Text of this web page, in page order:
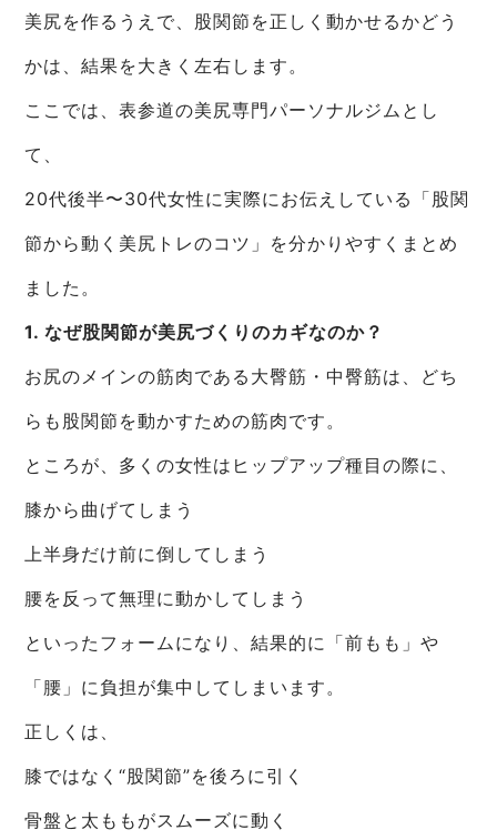
美尻を作るうえで、股関節を正しく動かせるかどう
かは、結果を大きく左右します。
ここでは、表参道の美尻専門パーソナルジムとし
て、
20代後半〜30代女性に実際にお伝えしている「股関
節から動く美尻トレのコツ」を分かりやすくまとめ
ました。
1. なぜ股関節が美尻づくりのカギなのか？
お尻のメインの筋肉である大臀筋・中臀筋は、どち
らも股関節を動かすための筋肉です。
ところが、多くの女性はヒップアップ種目の際に、
膝から曲げてしまう
上半身だけ前に倒してしまう
腰を反って無理に動かしてしまう
といったフォームになり、結果的に「前もも」や
「腰」に負担が集中してしまいます。
正しくは、
膝ではなく“股関節”を後ろに引く
骨盤と太ももがスムーズに動く